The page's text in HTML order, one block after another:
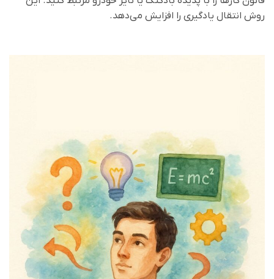
روش انتقال یادگیری را افزایش می‌دهد.